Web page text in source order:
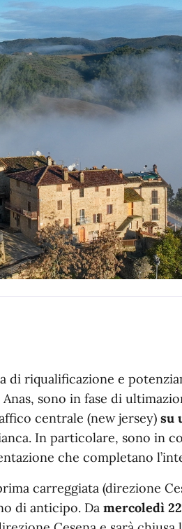
di riqualificazione e
sono in fase di
centrale (new jersey) su
In particolare, sono in
che completano
carreggiata (direzione
di anticipo. Da mercoledì